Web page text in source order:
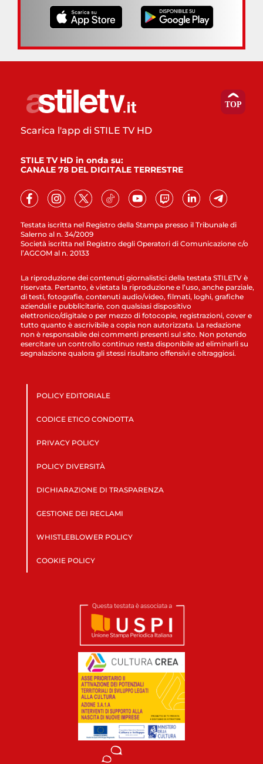
Testata iscritta nel Registro della Stampa presso il Tribunale di
Salerno al n. 34/2009
Società iscritta nel Registro degli Operatori di Comunicazione c/o
l’AGCOM al n. 20133
Scarica l'app di STILE TV HD
STILE TV HD in onda su:
CANALE 78 DEL DIGITALE TERRESTRE
La riproduzione dei contenuti giornalistici della testata STILETV è
riservata. Pertanto, è vietata la riproduzione e l’uso, anche parziale,
di testi, fotografie, contenuti audio/video, filmati, loghi, grafiche
aziendali e pubblicitarie, con qualsiasi dispositivo
elettronico/digitale o per mezzo di fotocopie, registrazioni, cover e
tutto quanto è ascrivibile a copia non autorizzata. La redazione
non è responsabile dei commenti presenti sul sito. Non potendo
esercitare un controllo continuo resta disponibile ad eliminarli su
segnalazione qualora gli stessi risultano offensivi e oltraggiosi.
POLICY EDITORIALE
CODICE ETICO CONDOTTA
PRIVACY POLICY
POLICY DIVERSITÀ
DICHIARAZIONE DI TRASPARENZA
GESTIONE DEI RECLAMI
WHISTLEBLOWER POLICY
COOKIE POLICY